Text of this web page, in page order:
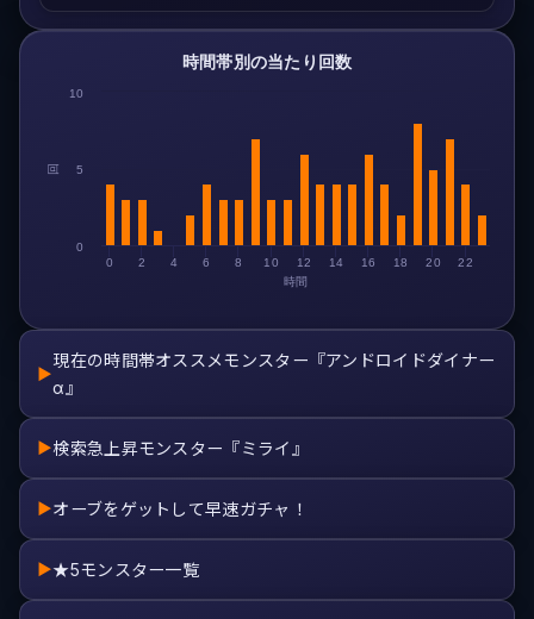
時間
回
時間帯別の当たり回数
0 2 4 6 8 10 12 14 16 18 20 22
0
5
10
▶
現在の時間帯オススメモンスター『アンドロイドダイナー
α』
▶検索急上昇モンスター『ミライ』
▶オーブをゲットして早速ガチャ！
▶★5モンスター一覧